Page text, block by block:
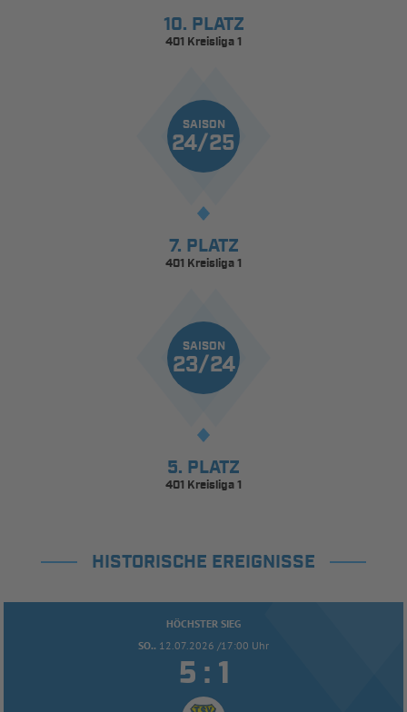
10. PLATZ
401 Kreisliga 1
SAISON
24/25
7. PLATZ
401 Kreisliga 1
SAISON
23/24
5. PLATZ
401 Kreisliga 1
HISTORISCHE EREIGNISSE
HÖCHSTER SIEG
SO.. 12.07.2026 /17:00 Uhr
 : 